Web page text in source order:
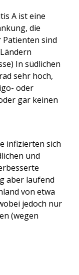
A ist eine
die
sind
In südlichen
sehr hoch,
oder
gar keinen
infizierten sich
und
aber laufend
von etwa
jedoch nur
(wegen